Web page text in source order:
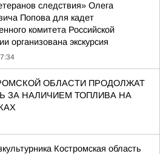
следствия» Олега
Попова для кадет
комитета Российской
организована экскурсия
ОБЛАСТИ ПРОДОЛЖАТ
ЗА НАЛИЧИЕМ ТОПЛИВА НА
Костромская область